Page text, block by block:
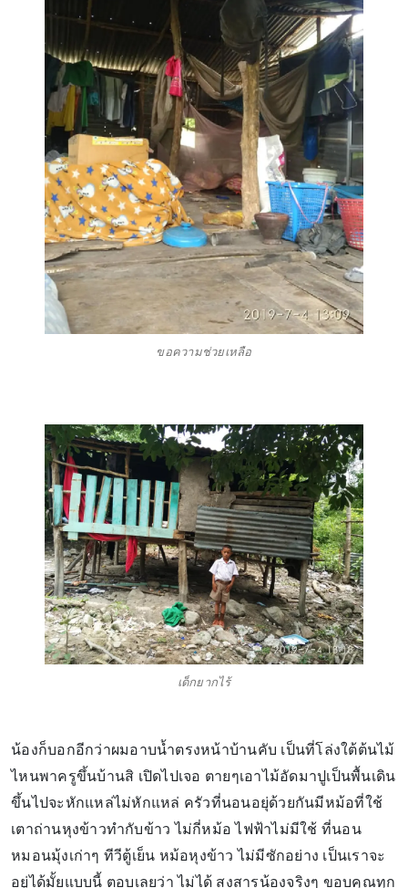
ขอความช่วยเหลือ
เด็กยากไร้
น้องก็บอกอีกว่าผมอาบน้ำตรงหน้าบ้านคับ เป็นที่โล่งใต้ต้นไม้
ไหนพาครูขึ้นบ้านสิ เปิดไปเจอ ตายๆเอาไม้อัดมาปูเป็นพื้นเดิน
ขึ้นไปจะหักแหล่ไม่หักแหล่ ครัวที่นอนอยุ่ด้วยกันมีหม้อที่ใช้
เตาถ่านหุงข้าวทำกับข้าว ไม่กี่หม้อ ไฟฟ้าไม่มีใช้ ที่นอน
หมอนมุ้งเก่าๆ ทีวีตู้เย็น หม้อหุงข้าว ไม่มีซักอย่าง เป็นเราจะ
อยู่ได้มั้ยแบบนี้ ตอบเลยว่า ไม่ได้ สงสารน้องจริงๆ ขอบคุณทุก